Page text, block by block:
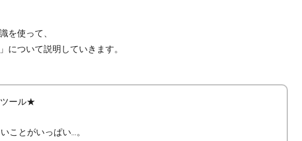
を使って、
について説明していきます。
ツール★
ことがいっぱい…。